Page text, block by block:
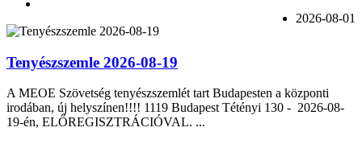
2026-08-01
Tenyészszemle 2026-08-19
A MEOE Szövetség tenyészszemlét tart Budapesten a központi
irodában, új helyszínen!!!! 1119 Budapest Tétényi 130 - 2026-08-
19-én, ELŐREGISZTRÁCIÓVAL. ...